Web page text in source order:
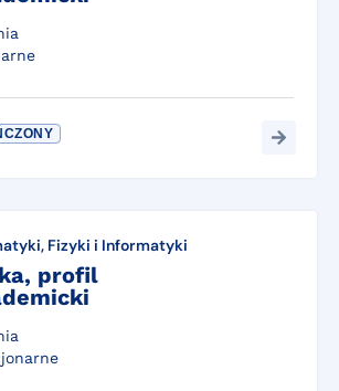
Fizyki i Informatyki
profil